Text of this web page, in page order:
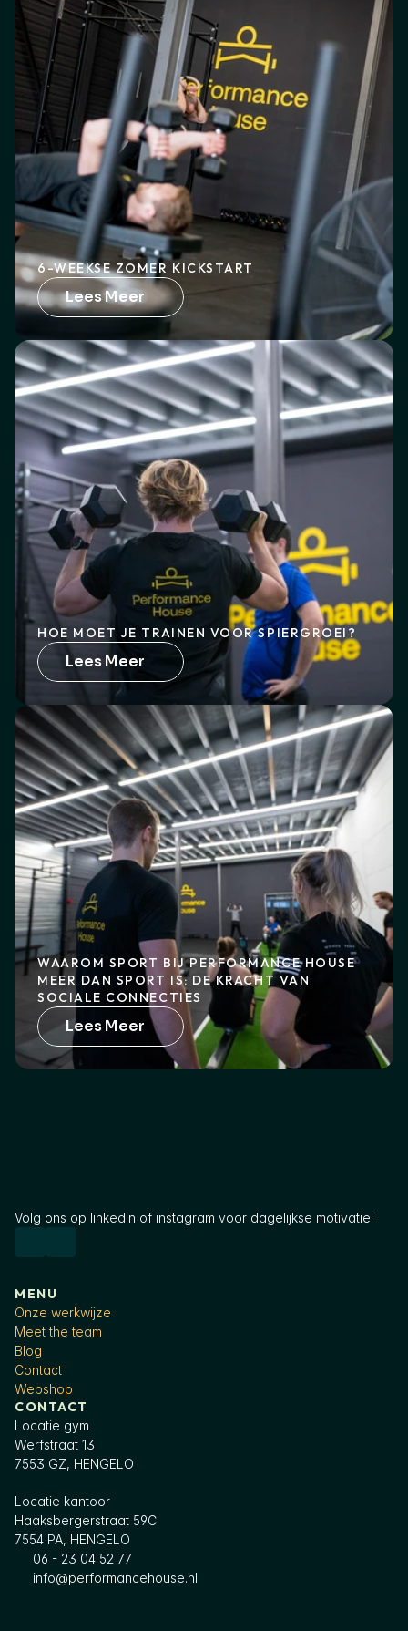
6-WEEKSE ZOMER KICKSTART
Lees Meer
HOE MOET JE TRAINEN VOOR SPIERGROEI?
Lees Meer
WAAROM SPORT BIJ PERFORMANCE HOUSE
MEER DAN SPORT IS: DE KRACHT VAN
SOCIALE CONNECTIES
Lees Meer
Volg ons op linkedin of instagram voor dagelijkse motivatie!
MENU
Onze werkwijze
Meet the team
Blog
Contact
Webshop
CONTACT
Locatie gym
Werfstraat 13
7553 GZ, HENGELO
Locatie kantoor
Haaksbergerstraat 59C
7554 PA, HENGELO
06 - 23 04 52 77
info@performancehouse.nl